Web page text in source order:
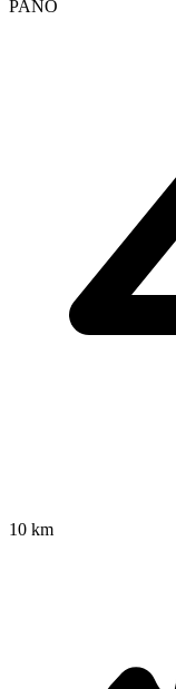
PANO
10 km